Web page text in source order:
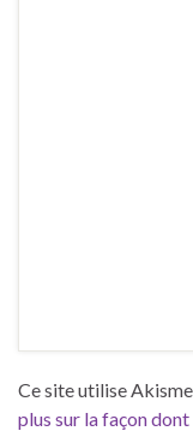
Ce site utilise
plus sur la façon